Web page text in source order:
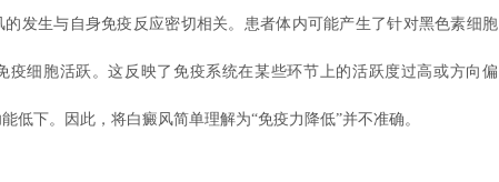
生与自身免疫反应密切相关。患者体内可能产生了针对黑色素细胞
疫细胞活跃。这反映了免疫系统在某些环节上的活跃度过高或方向偏
低下。因此，将白癜风简单理解为“免疫力降低”并不准确。